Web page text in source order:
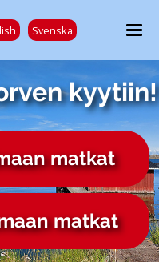
Svenska
kyytiin!
matkat
matkat